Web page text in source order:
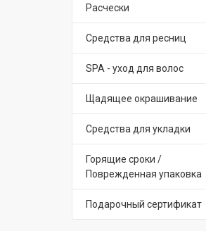
Расчески
Средства для ресниц
SPA - уход для волос
Щадящее окрашивание
Средства для укладки
Горящие сроки /
Поврежденная упаковка
Подарочный сертификат